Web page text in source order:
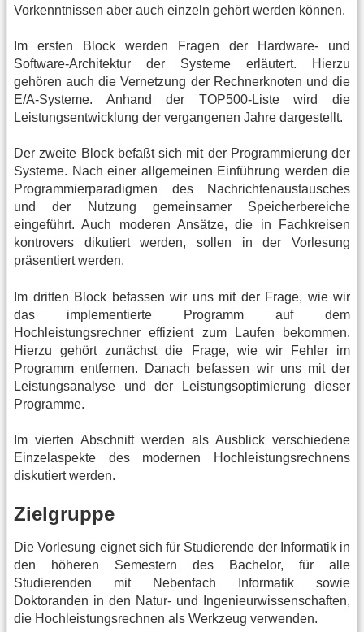
Vorkenntnissen aber auch einzeln gehört werden können.
Im ersten Block werden Fragen der Hardware- und
Software-Architektur der Systeme erläutert. Hierzu
gehören auch die Vernetzung der Rechnerknoten und die
E/A-Systeme. Anhand der TOP500-Liste wird die
Leistungsentwicklung der vergangenen Jahre dargestellt.
Der zweite Block befaßt sich mit der Programmierung der
Systeme. Nach einer allgemeinen Einführung werden die
Programmierparadigmen des Nachrichtenaustausches
und der Nutzung gemeinsamer Speicherbereiche
eingeführt. Auch moderen Ansätze, die in Fachkreisen
kontrovers dikutiert werden, sollen in der Vorlesung
präsentiert werden.
Im dritten Block befassen wir uns mit der Frage, wie wir
das implementierte Programm auf dem
Hochleistungsrechner effizient zum Laufen bekommen.
Hierzu gehört zunächst die Frage, wie wir Fehler im
Programm entfernen. Danach befassen wir uns mit der
Leistungsanalyse und der Leistungsoptimierung dieser
Programme.
Im vierten Abschnitt werden als Ausblick verschiedene
Einzelaspekte des modernen Hochleistungsrechnens
diskutiert werden.
Zielgruppe
Die Vorlesung eignet sich für Studierende der Informatik in
den höheren Semestern des Bachelor, für alle
Studierenden mit Nebenfach Informatik sowie
Doktoranden in den Natur- und Ingenieurwissenschaften,
die Hochleistungsrechnen als Werkzeug verwenden.